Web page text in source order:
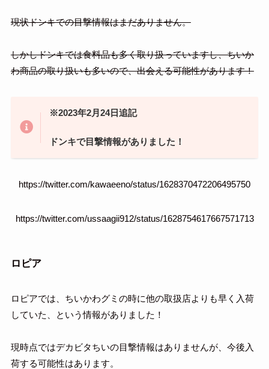
現状ドンキでの目撃情報はまだありません。
しかしドンキでは食料品も多く取り扱っていますし、ちいか
わ商品の取り扱いも多いので、出会える可能性があります！
※2023年2月24日追記
ドンキで目撃情報がありました！
https://twitter.com/kawaeeno/status/1628370472206495750
https://twitter.com/ussaagii912/status/1628754617667571713
ロピア
ロピアでは、ちいかわグミの時に他の取扱店よりも早く入荷
していた、という情報がありました！
現時点ではデカビタちいの目撃情報はありませんが、今後入
荷する可能性はあります。